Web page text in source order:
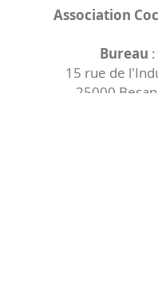
Association
Bureau :
15 rue de
25000